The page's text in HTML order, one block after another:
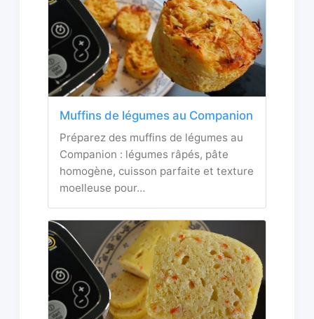
Muffins de légumes au Companion
Préparez des muffins de légumes au
Companion : légumes râpés, pâte
homogène, cuisson parfaite et texture
moelleuse pour…